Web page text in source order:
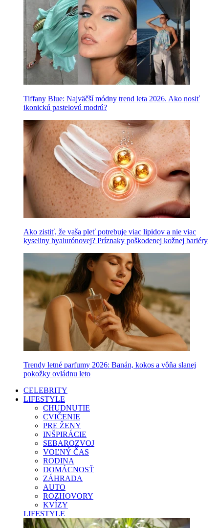
Tiffany Blue: Najväčší módny trend leta 2026. Ako nosiť
ikonickú pastelovú modrú?
Ako zistiť, že vaša pleť potrebuje viac lipidov a nie viac
kyseliny hyalurónovej? Príznaky poškodenej kožnej bariéry
Trendy letné parfumy 2026: Banán, kokos a vôňa slanej
pokožky ovládnu leto
CELEBRITY
LIFESTYLE
CHUDNUTIE
CVIČENIE
PRE ŽENY
INŠPIRÁCIE
SEBAROZVOJ
VOĽNÝ ČAS
RODINA
DOMÁCNOSŤ
ZÁHRADA
AUTO
ROZHOVORY
KVÍZY
LIFESTYLE